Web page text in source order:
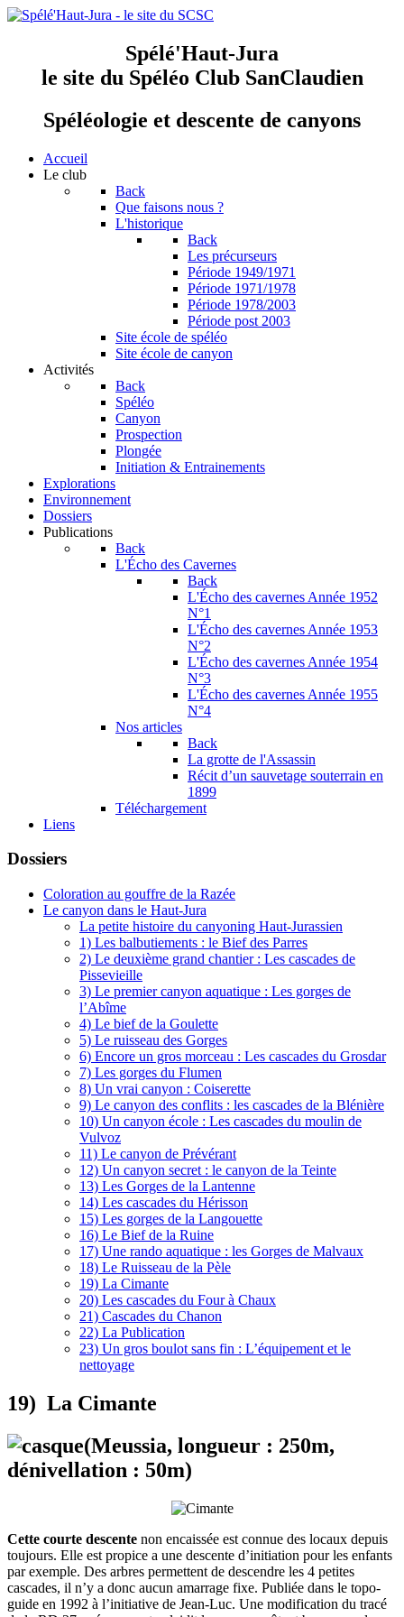
Spélé'Haut-Jura
le site du Spéléo Club SanClaudien
Spéléologie et descente de canyons
Accueil
Le club
Back
Que faisons nous ?
L'historique
Back
Les précurseurs
Période 1949/1971
Période 1971/1978
Période 1978/2003
Période post 2003
Site école de spéléo
Site école de canyon
Activités
Back
Spéléo
Canyon
Prospection
Plongée
Initiation & Entrainements
Explorations
Environnement
Dossiers
Publications
Back
L'Écho des Cavernes
Back
L'Écho des cavernes Année 1952
N°1
L'Écho des cavernes Année 1953
N°2
L'Écho des cavernes Année 1954
N°3
L'Écho des cavernes Année 1955
N°4
Nos articles
Back
La grotte de l'Assassin
Récit d’un sauvetage souterrain en
1899
Téléchargement
Liens
Dossiers
Coloration au gouffre de la Razée
Le canyon dans le Haut-Jura
La petite histoire du canyoning Haut-Jurassien
1) Les balbutiements : le Bief des Parres
2) Le deuxième grand chantier : Les cascades de
Pissevieille
3) Le premier canyon aquatique : Les gorges de
l’Abîme
4) Le bief de la Goulette
5) Le ruisseau des Gorges
6) Encore un gros morceau : Les cascades du Grosdar
7) Les gorges du Flumen
8) Un vrai canyon : Coiserette
9) Le canyon des conflits : les cascades de la Blénière
10) Un canyon école : Les cascades du moulin de
Vulvoz
11) Le canyon de Prévérant
12) Un canyon secret : le canyon de la Teinte
13) Les Gorges de la Lantenne
14) Les cascades du Hérisson
15) Les gorges de la Langouette
16) Le Bief de la Ruine
17) Une rando aquatique : les Gorges de Malvaux
18) Le Ruisseau de la Pèle
19) La Cimante
20) Les cascades du Four à Chaux
21) Cascades du Chanon
22) La Publication
23) Un gros boulot sans fin : L’équipement et le
nettoyage
19) La Cimante
(Meussia, longueur : 250m,
dénivellation : 50m)
Cette courte descente non encaissée est connue des locaux depuis
toujours. Elle est propice a une descente d’initiation pour les enfants
par exemple. Des arbres permettent de descendre les 4 petites
cascades, il n’y a donc aucun amarrage fixe. Publiée dans le topo-
guide en 1992 à l’initiative de Jean-Luc. Une modification du tracé